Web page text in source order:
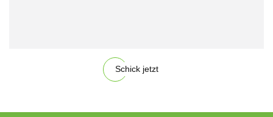
Schick jetzt